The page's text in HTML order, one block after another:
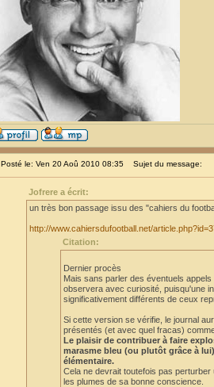
Posté le: Ven 20 Aoû 2010 08:35 Sujet du message:
Jofrere a écrit:
un très bon passage issu des "cahiers du
http://www.cahiersdufootball.net/
Citation:
Dernier procès
Mais sans parler des éventuels
observera avec curiosité, puisqu'une
significativement différents de ceux
Si cette version se vérifie, le journal
présentés (et avec quel fracas)
Le plaisir de contribuer à faire
marasme bleu (ou plutôt grâce à
élémentaire.
Cela ne devrait toutefois pas
les plumes de sa bonne conscience.